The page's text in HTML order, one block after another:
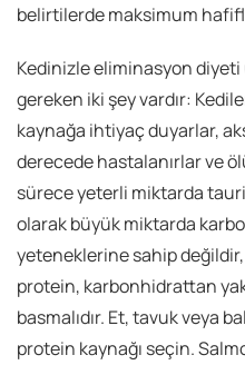
belirtilerde maksimum
Kedinizle eliminasyon
gereken iki şey vardır:
kaynağa ihtiyaç duyarlar,
derecede hastalanırlar ve
sürece yeterli miktarda
olarak büyük miktarda
yeteneklerine sahip
protein, karbonhidrattan
basmalıdır. Et, tavuk veya
protein kaynağı seçin.